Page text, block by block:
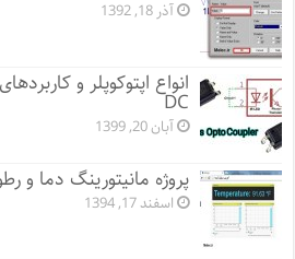
آذر 18, 1392
DC
آبان 20, 1399
پروژه مانيتورينگ دما
اسفند 17, 1394